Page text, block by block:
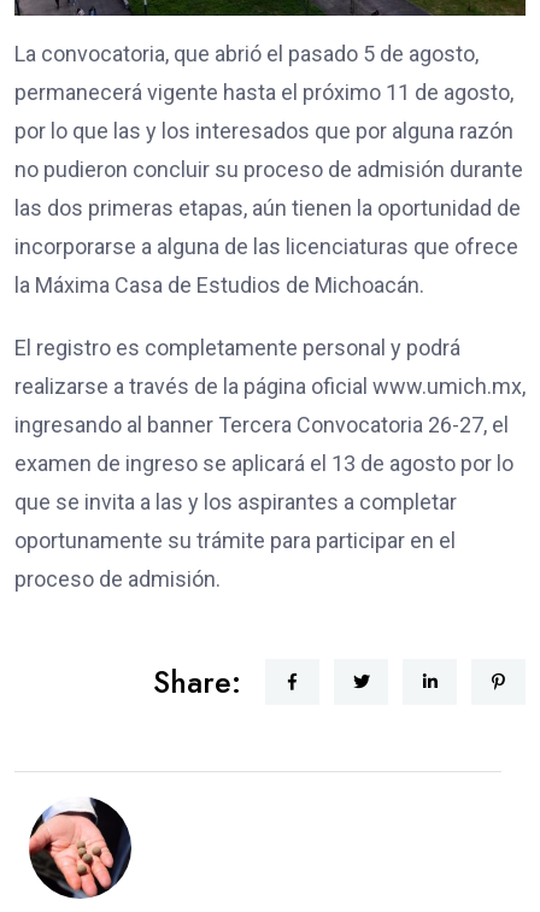
La convocatoria, que abrió el pasado 5 de agosto,
permanecerá vigente hasta el próximo 11 de agosto,
por lo que las y los interesados que por alguna razón
no pudieron concluir su proceso de admisión durante
las dos primeras etapas, aún tienen la oportunidad de
incorporarse a alguna de las licenciaturas que ofrece
la Máxima Casa de Estudios de Michoacán.
El registro es completamente personal y podrá
realizarse a través de la página oficial www.umich.mx,
ingresando al banner Tercera Convocatoria 26-27, el
examen de ingreso se aplicará el 13 de agosto por lo
que se invita a las y los aspirantes a completar
oportunamente su trámite para participar en el
proceso de admisión.
Share: